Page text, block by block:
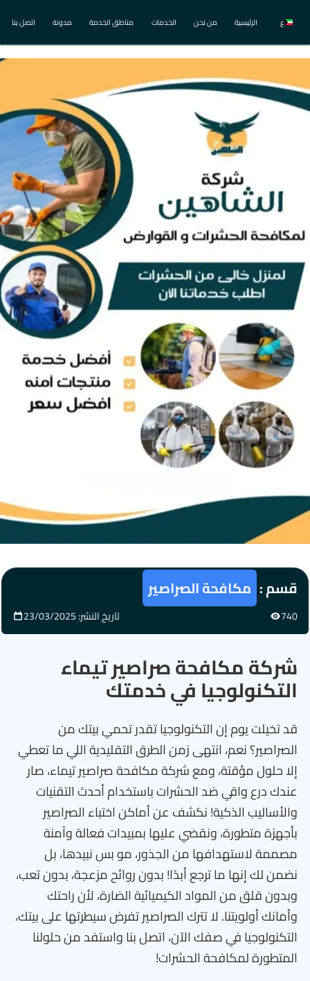
ع الرئيسية من نحن الخدمات مناطق الخدمة مدونة اتصل بنا
قسم : مكافحة الصراصير
740 تاريخ النشر: 23/03/2025
شركة مكافحة صراصير تيماء
التكنولوجيا في خدمتك
قد تخيلت يوم إن التكنولوجيا تقدر تحمي بيتك من
الصراصير؟ نعم، انتهى زمن الطرق التقليدية اللي ما تعطي
إلا حلول مؤقتة، ومع شركة مكافحة صراصير تيماء، صار
عندك درع واقي ضد الحشرات باستخدام أحدث التقنيات
والأساليب الذكية! نكشف عن أماكن اختباء الصراصير
بأجهزة متطورة، ونقضي عليها بمبيدات فعالة وآمنة
مصممة لاستهدافها من الجذور، مو بس نبيدها، بل
نضمن لك إنها ما ترجع أبدًا! بدون روائح مزعجة، بدون تعب،
وبدون قلق من المواد الكيميائية الضارة، لأن راحتك
وأمانك أولويتنا. لا تترك الصراصير تفرض سيطرتها على بيتك،
التكنولوجيا في صفك الآن، اتصل بنا واستفد من حلولنا
المتطورة لمكافحة الحشرات!